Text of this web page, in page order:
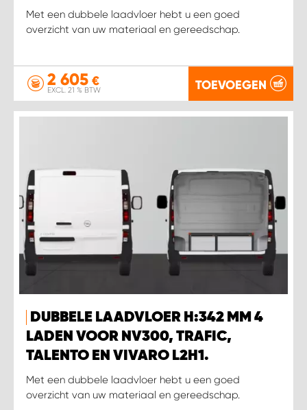
Met een dubbele laadvloer hebt u een goed
overzicht van uw materiaal en gereedschap.
2 605 €
EXCL. 21 % BTW TOEVOEGEN
DUBBELE LAADVLOER H:342 MM 4
LADEN VOOR NV300, TRAFIC,
TALENTO EN VIVARO L2H1.
Met een dubbele laadvloer hebt u een goed
overzicht van uw materiaal en gereedschap.